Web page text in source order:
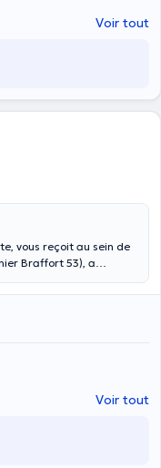
la femme
types de
Jérémy
Voir tout
vous reçoit au sein de
Braffort 53), a
en l’an 2000 et en
Pour profiter de ses
un rendez-vous en
D.O. Il vous suffit de
et de choisir parmi les
vos soins. Il
en fonction des
Voir tout